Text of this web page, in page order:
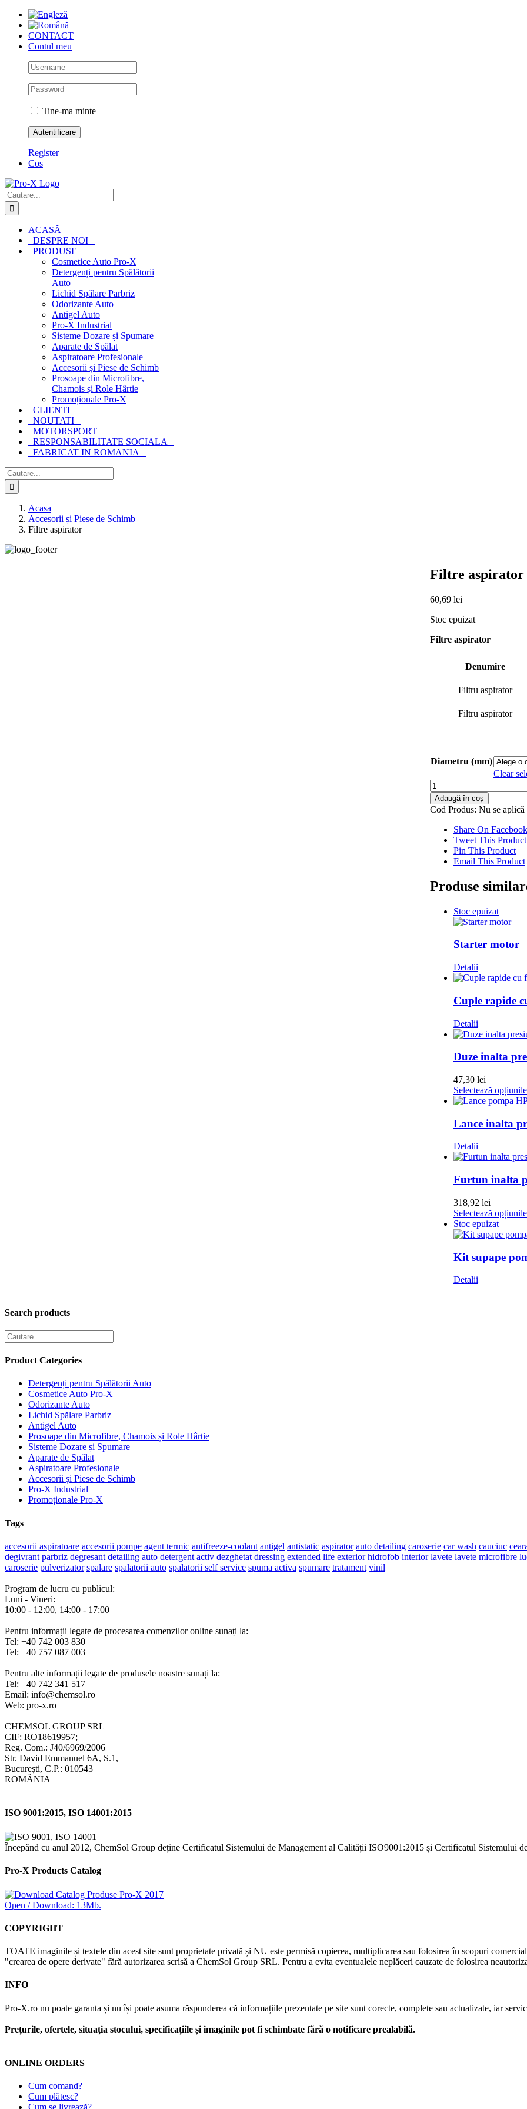
Skip
contentCONTACT
Contul meu
Tine-ma minte
Register
Cos
Cautare...
ACASĂ
DESPRE NOI
PRODUSE
Cosmetice Auto Pro-X
Detergenți pentru Spălătorii
Auto
Lichid Spălare Parbriz
Odorizante Auto
Antigel Auto
Pro-X Industrial
Sisteme Dozare și Spumare
Aparate de Spălat
Aspiratoare Profesionale
Accesorii și Piese de Schimb
Prosoape din Microfibre,
Chamois și Role Hârtie
Promoționale Pro-X
CLIENTI
NOUTATI
MOTORSPORT
RESPONSABILITATE SOCIALA
FABRICAT IN ROMANIA
Cautare...
Acasa
Accesorii și Piese de Schimb
Filtre aspirator
Filtre aspirator
60,69 lei
Stoc epuizat
Filtre aspirator
Denumire
Filtru aspirator
Filtru aspirator
Diametru (mm)
Clear
Cantitate
Filtre
aspirator
Adaugă în coș
Cod Produs: Nu se aplică
Share On Facebook
Tweet This Product
Pin This Product
Email This Product
Produse
Stoc epuizat
Starter motor
Detalii
Cuple rapide
Detalii
Duze inalta
47,30 lei
Selectează opțiunile
Lance inalta
Detalii
Furtun inalta
318,92 lei
Selectează opțiunile
Stoc epuizat
Kit supape
Detalii
Search products
Product Categories
Detergenți pentru Spălătorii Auto
Cosmetice Auto Pro-X
Odorizante Auto
Lichid Spălare Parbriz
Antigel Auto
Prosoape din Microfibre, Chamois și Role Hârtie
Sisteme Dozare și Spumare
Aparate de Spălat
Aspiratoare Profesionale
Accesorii și Piese de Schimb
Pro-X Industrial
Promoționale Pro-X
Tags
accesorii aspiratoare accesorii pompe agent termic antifreeze-coolant antigel antistatic aspirator auto detailing caroserie car wash cauciuc
degivrant parbriz degresant detailing auto detergent activ dezghetat dressing extended life exterior hidrofob interior lavete lavete microfibre
caroserie pulverizator spalare spalatorii auto spalatorii self service spuma activa spumare tratament vinil
Program de lucru cu publicul:
Luni - Vineri:
10:00 - 12:00, 14:00 - 17:00
Pentru informații legate de procesarea comenzilor online sunați la:
Tel: +40 742 003 830
Tel: +40 757 087 003
Pentru alte informații legate de produsele noastre sunați la:
Tel: +40 742 341 517
Email: info@chemsol.ro
Web: pro-x.ro
CHEMSOL GROUP SRL
CIF: RO18619957;
Reg. Com.: J40/6969/2006
Str. David Emmanuel 6A, S.1,
București, C.P.: 010543
ROMÂNIA
ISO 9001:2015, ISO 14001:2015
Începând cu anul 2012, ChemSol Group deține Certificatul Sistemului de Management al Calității ISO9001:2015 și Certificatul Sistemului
Pro-X Products Catalog
Open / Download: 13Mb.
COPYRIGHT
TOATE imaginile și textele din acest site sunt proprietate privată și NU este permisă copierea, multiplicarea sau folosirea în scopuri
"crearea de opere derivate" fără autorizarea scrisă a ChemSol Group SRL. Pentru a evita eventualele neplăceri cauzate de folosirea
INFO
Pro-X.ro nu poate garanta și nu își poate asuma răspunderea că informațiile prezentate pe site sunt corecte, complete sau actualizate, iar
Prețurile, ofertele, situația stocului, specificațiile și imaginile pot fi schimbate fără o notificare prealabilă.
ONLINE ORDERS
Cum comand?
Cum plătesc?